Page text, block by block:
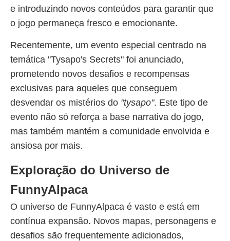
e introduzindo novos conteúdos para garantir que
o jogo permaneça fresco e emocionante.
Recentemente, um evento especial centrado na
temática "Tysapo's Secrets" foi anunciado,
prometendo novos desafios e recompensas
exclusivas para aqueles que conseguem
desvendar os mistérios do "tysapo". Este tipo de
evento não só reforça a base narrativa do jogo,
mas também mantém a comunidade envolvida e
ansiosa por mais.
Exploração do Universo de
FunnyAlpaca
O universo de FunnyAlpaca é vasto e está em
contínua expansão. Novos mapas, personagens e
desafios são frequentemente adicionados,